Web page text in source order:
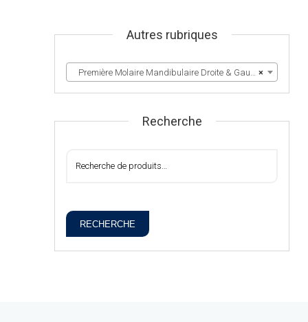
Autres rubriques
×
Première Molaire Mandibulaire Droite & Gauche
Recherche
RECHERCHE